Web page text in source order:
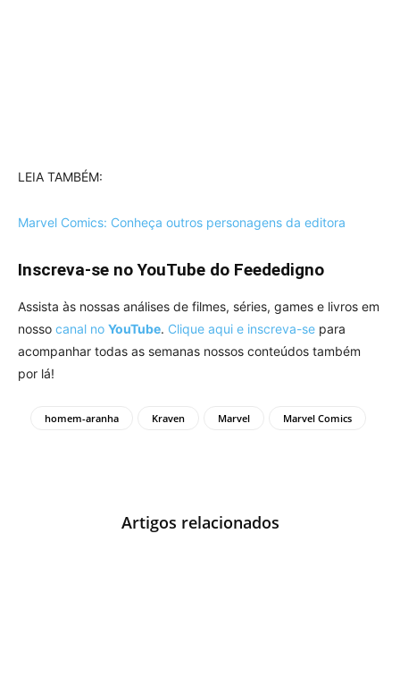
LEIA TAMBÉM:
Marvel Comics: Conheça outros personagens da editora
Inscreva-se no YouTube do Feededigno
Assista às nossas análises de filmes, séries, games e livros em
nosso canal no YouTube. Clique aqui e inscreva-se para
acompanhar todas as semanas nossos conteúdos também
por lá!
homem-aranha Kraven Marvel Marvel Comics
Artigos relacionados